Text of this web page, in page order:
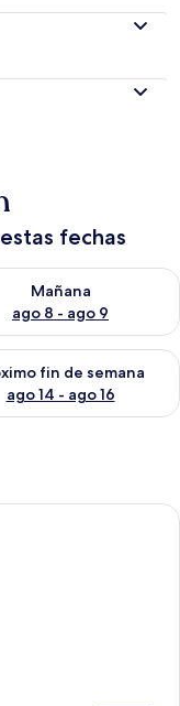
fechas
- ago 8
Mañana
ago 8 - ago 9
la disponibilidad
semana ago 7 -
fin de semana
ago 14 - ago 16
la disponibilidad
en la habitación